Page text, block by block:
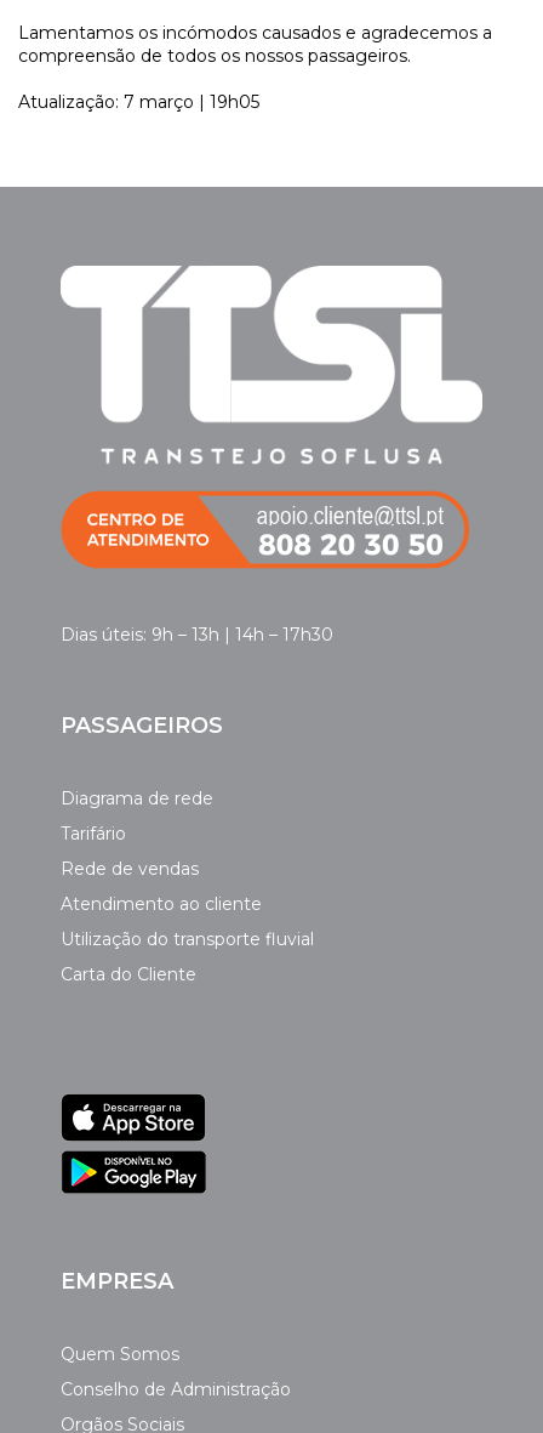
Lamentamos os incómodos causados e agradecemos a
compreensão de todos os nossos passageiros.
Atualização: 7 março | 19h05
Dias úteis: 9h – 13h | 14h – 17h30
PASSAGEIROS
Diagrama de rede
Tarifário
Rede de vendas
Atendimento ao cliente
Utilização do transporte fluvial
Carta do Cliente
EMPRESA
Quem Somos
Conselho de Administração
Orgãos Sociais